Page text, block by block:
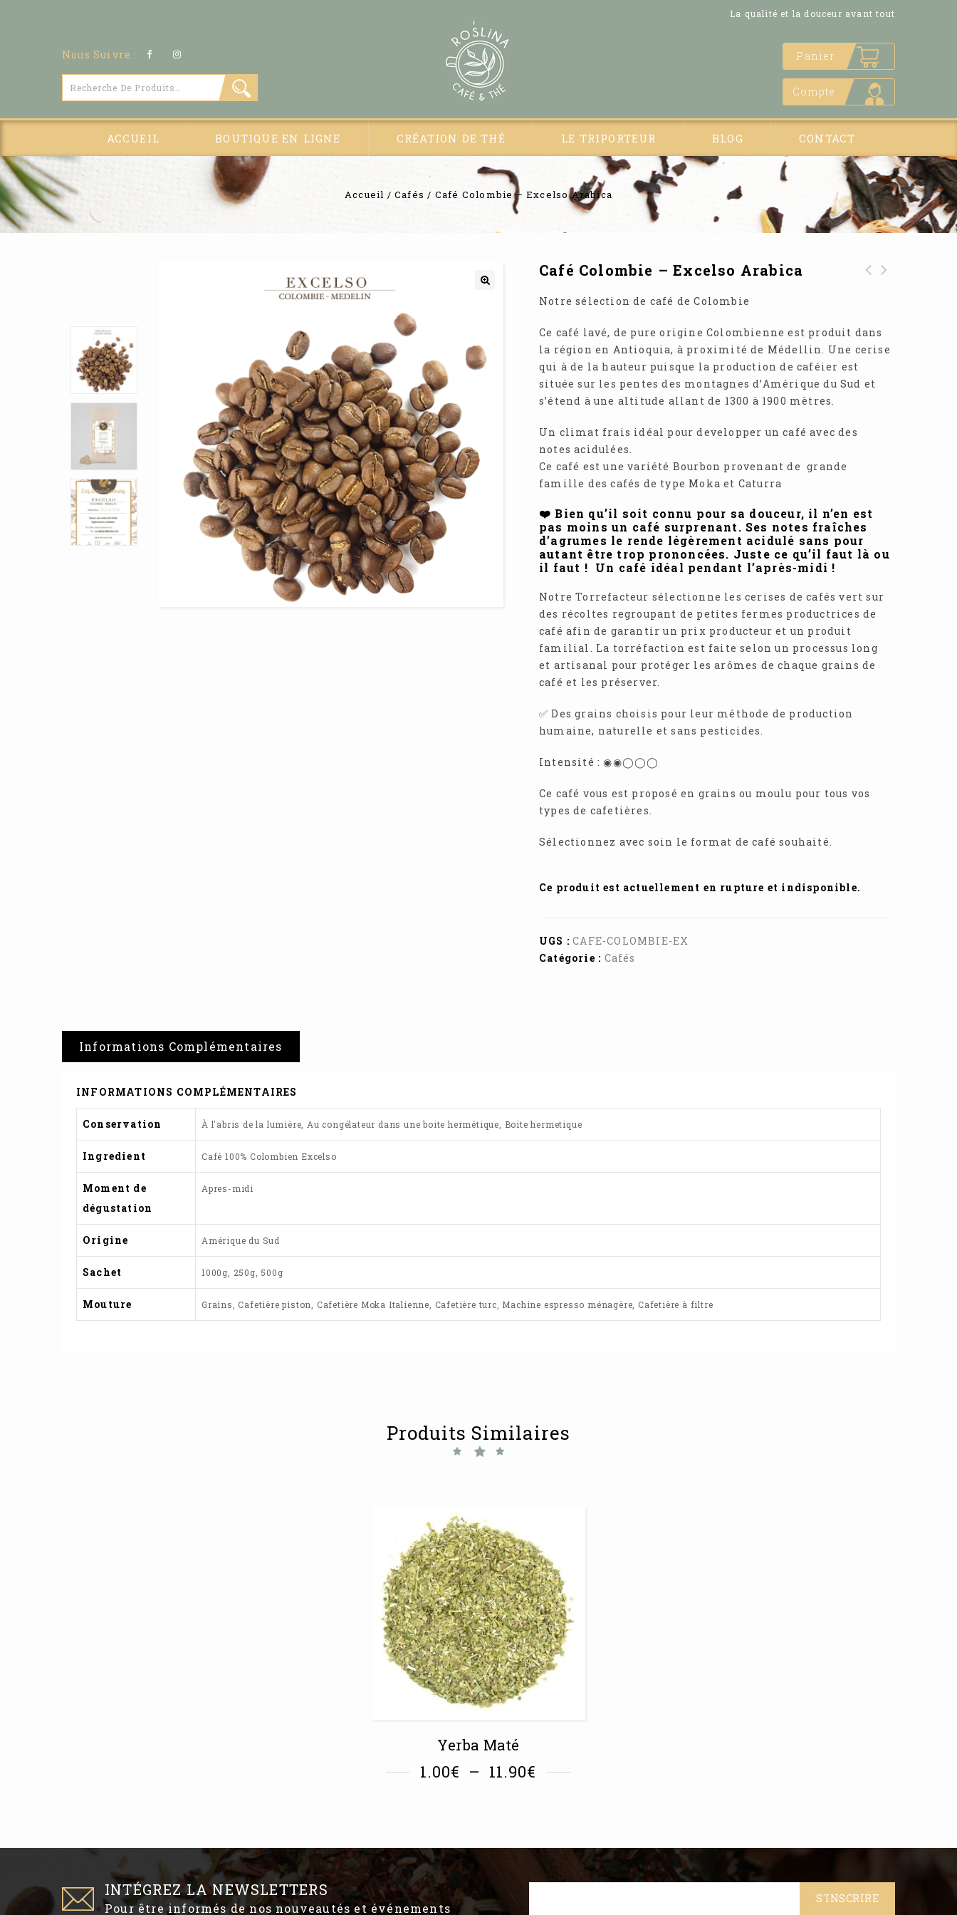
La qualité et la douceur avant tout
Nous Suivre : Panier
Compte
ACCUEIL BOUTIQUE EN LIGNE CRÉATION DE THÉ LE TRIPORTEUR BLOG CONTACT
Accueil /Cafés / Café Colombie – Excelso Arabica
Café Colombie – Excelso Arabica
Notre sélection de café de Colombie
Ce café lavé, de pure origine Colombienne est produit dans
la région en Antioquia, à proximité de Médellin. Une cerise
qui à de la hauteur puisque la production de caféier est
située sur les pentes des montagnes d’Amérique du Sud et
s’étend à une altitude allant de 1300 à 1900 mètres.
Un climat frais idéal pour developper un café avec des
notes acidulées.
Ce café est une variété Bourbon provenant de grande
famille des cafés de type Moka et Caturra
❤️ Bien qu’il soit connu pour sa douceur, il n’en est
pas moins un café surprenant. Ses notes fraîches
d’agrumes le rende légèrement acidulé sans pour
autant être trop prononcées. Juste ce qu’il faut là ou
il faut ! Un café idéal pendant l’après-midi !
Notre Torrefacteur sélectionne les cerises de cafés vert sur
des récoltes regroupant de petites fermes productrices de
café afin de garantir un prix producteur et un produit
familial. La torréfaction est faite selon un processus long
et artisanal pour protéger les arômes de chaque grains de
café et les préserver.
✅ Des grains choisis pour leur méthode de production
humaine, naturelle et sans pesticides.
Intensité : ◉◉◯◯◯
Ce café vous est proposé en grains ou moulu pour tous vos
types de cafetières.
Sélectionnez avec soin le format de café souhaité.
Ce produit est actuellement en rupture et indisponible.
UGS :CAFE-COLOMBIE-EX
Catégorie : Cafés
Informations Complémentaires
INFORMATIONS COMPLÉMENTAIRES
Conservation À l'abris de la lumière, Au congélateur dans une boite hermétique, Boite hermetique
Ingredient Café 100% Colombien Excelso
Moment de
dégustation
Apres-midi
Origine Amérique du Sud
Sachet 1000g, 250g, 500g
Mouture Grains, Cafetière piston, Cafetière Moka Italienne, Cafetière turc, Machine espresso ménagère, Cafetière à filtre
Produits Similaires
Yerba Maté
1.00€ – 11.90€
INTÉGREZ LA NEWSLETTERS
Pour être informés de nos nouveautés et événements